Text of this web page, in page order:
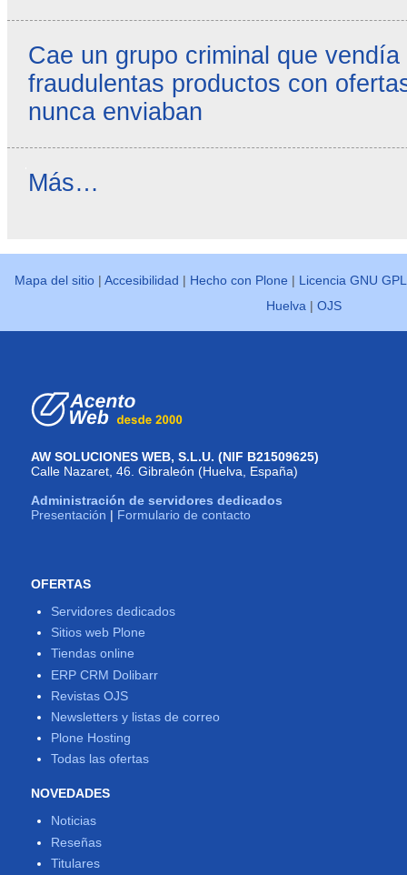
Cae un grupo criminal que
fraudulentas productos con
nunca enviaban
Reseñas
Más…
Mapa del sitio |Accesibilidad | Hecho con Plone | Licencia GNU GPL
Huelva |OJS
AW SOLUCIONES WEB, S.L.U. (NIF B21509625)
Calle Nazaret, 46. Gibraleón (Huelva, España)
Administración de servidores dedicados
Presentación | Formulario de contacto
OFERTAS
Servidores dedicados
Sitios web Plone
Tiendas online
ERP CRM Dolibarr
Revistas OJS
Newsletters y listas de correo
Plone Hosting
Todas las ofertas
NOVEDADES
Noticias
Reseñas
Titulares